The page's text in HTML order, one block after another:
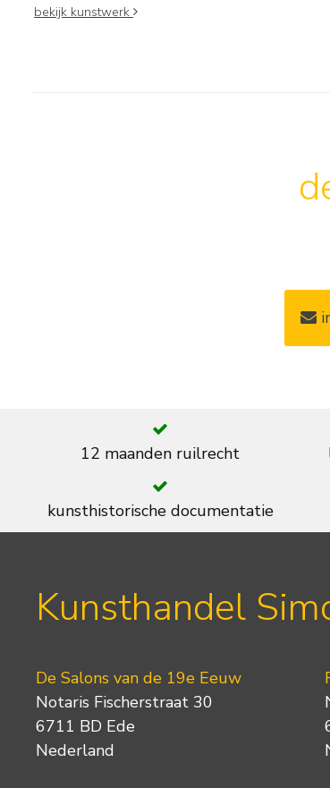
bekijk kunstwerk
12 maanden ruilrecht
kunsthistorische documentatie
Kunsthandel
De Salons van de 19e Eeuw
Notaris Fischerstraat 30
6711 BD Ede
Nederland